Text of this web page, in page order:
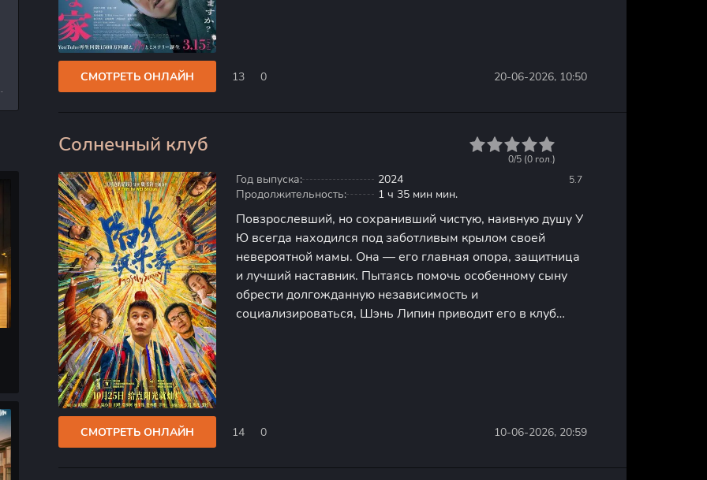
СМОТРЕТЬ ОНЛАЙН 13 0 20-06-2026, 10:50
Солнечный клуб
5.7
0/5 (0 гол.)
Год выпуска:
2024
Продолжительность:
1 ч 35 мин мин.
Повзрослевший, но сохранивший чистую, наивную душу У
Ю всегда находился под заботливым крылом своей
невероятной мамы. Она — его главная опора, защитница
и лучший наставник. Пытаясь помочь особенному сыну
обрести долгожданную независимость и
социализироваться, Шэнь Липин приводит его в клуб
СМОТРЕТЬ ОНЛАЙН 14 0 10-06-2026, 20:59